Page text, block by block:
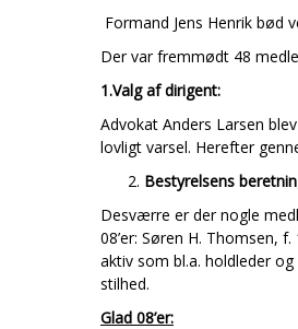
Formand Jens Henrik bød
Der var fremmødt 48
1.Valg af dirigent:
Advokat Anders Larsen
lovligt varsel. Herefter
Bestyrelsens
Desværre er der nogle
08’er: Søren H. Thomsen,
aktiv som bl.a. holdleder
stilhed.
Glad 08’er: